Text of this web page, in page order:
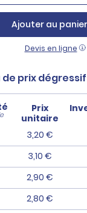
Ajouter au panier
Devis en ligne
de prix
Prix
unitaire
3,20 €
3,10 €
2,90 €
2,80 €